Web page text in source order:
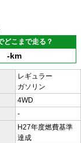
どこまで走る？
-km
レギュラー
ガソリン
4WD
-
H27年度燃費基準
達成